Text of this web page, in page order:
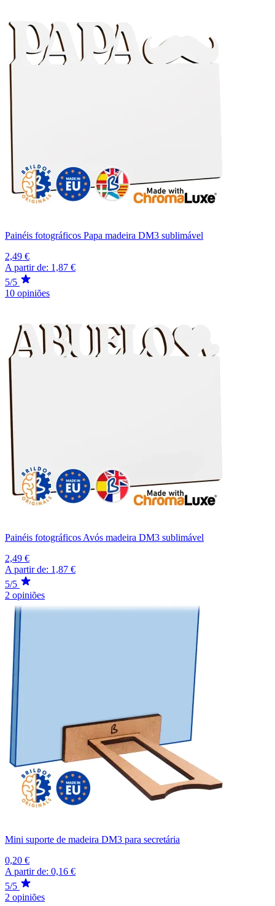
Painéis fotográficos Papa madeira DM3 sublimável
2,49 €
A partir de: 1,87 €
5/5
10 opiniões
Painéis fotográficos Avós madeira DM3 sublimável
2,49 €
A partir de: 1,87 €
5/5
2 opiniões
Mini suporte de madeira DM3 para secretária
0,20 €
A partir de: 0,16 €
5/5
2 opiniões